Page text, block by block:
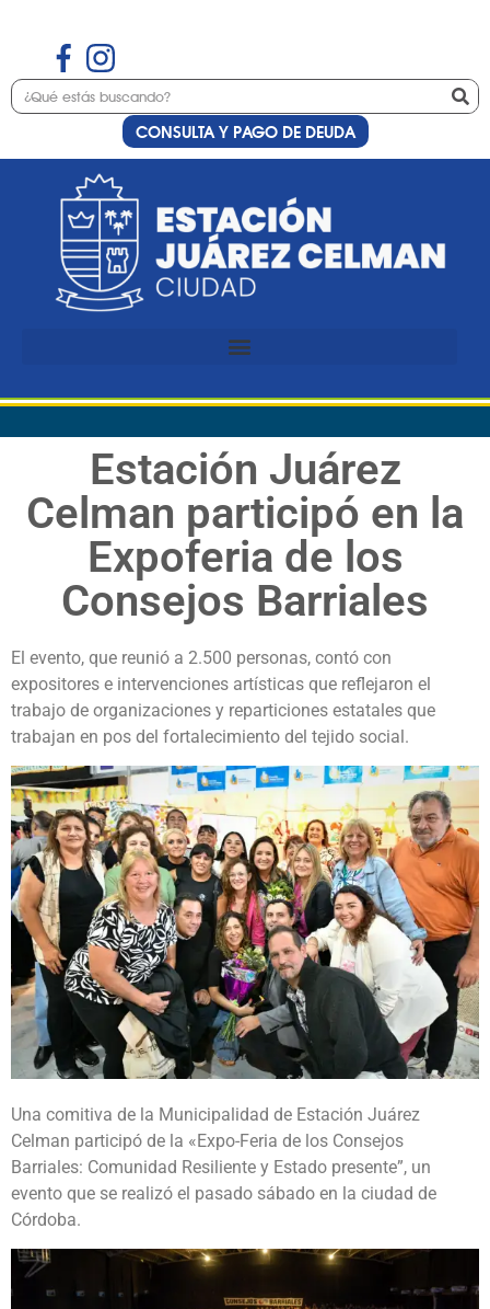
CONSULTA Y PAGO DE DEUDA
Estación Juárez
Celman participó en la
Expoferia de los
Consejos Barriales
El evento, que reunió a 2.500 personas, contó con
expositores e intervenciones artísticas que reflejaron el
trabajo de organizaciones y reparticiones estatales que
trabajan en pos del fortalecimiento del tejido social.
Una comitiva de la Municipalidad de Estación Juárez
Celman participó de la «Expo-Feria de los Consejos
Barriales: Comunidad Resiliente y Estado presente”, un
evento que se realizó el pasado sábado en la ciudad de
Córdoba.